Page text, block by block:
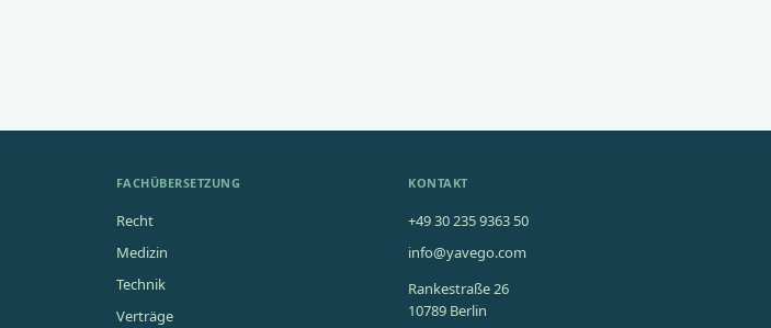
FACHÜBERSETZUNG
Recht
Medizin
Technik
Verträge
KONTAKT
+49 30 235 9363 50
info@yavego.com
Rankestraße 26
10789 Berlin